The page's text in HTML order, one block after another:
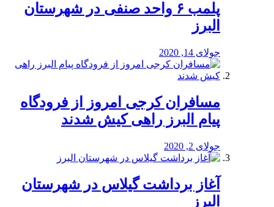
پلمب ۶ واحد صنفی در شهرستان
البرز
جولای 14, 2020
مسافران کرجی امروز از فرودگاه
پیام البرز راهی کیش شدند
جولای 2, 2020
آغاز برداشت گیلاس در شهرستان
البرز